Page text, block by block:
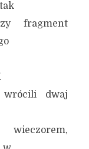
fragment
dwaj
wieczorem,